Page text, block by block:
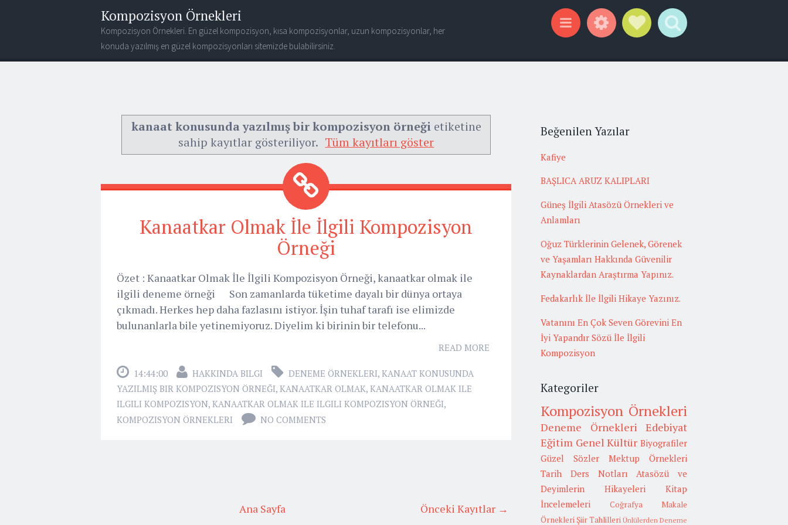
Kompozisyon Örnekleri
Kompozisyon Örnekleri. En güzel kompozisyon, kısa kompozisyonlar, uzun kompozisyonlar, her
konuda yazılmış en güzel kompozisyonları sitemizde bulabilirsiniz.
kanaat konusunda yazılmış bir kompozisyon örneğietiketine
sahip kayıtlar gösteriliyor. Tüm kayıtları göster
Kanaatkar Olmak İle İlgili Kompozisyon
Örneği
Özet : Kanaatkar Olmak İle İlgili Kompozisyon Örneği, kanaatkar olmak ile
ilgili deneme örneği Son zamanlarda tüketime dayalı bir dünya ortaya
çıkmadı. Herkes hep daha fazlasını istiyor. İşin tuhaf tarafı ise elimizde
bulunanlarla bile yetinemiyoruz. Diyelim ki birinin bir telefonu...
READ MORE
14:44:00 HAKKINDA BILGI DENEME ÖRNEKLERI, KANAAT KONUSUNDA
YAZILMIŞ BIR KOMPOZISYON ÖRNEĞI, KANAATKAR OLMAK, KANAATKAR OLMAK ILE
ILGILI KOMPOZISYON, KANAATKAR OLMAK ILE ILGILI KOMPOZISYON ÖRNEĞI,
KOMPOZISYON ÖRNEKLERI
NO COMMENTS
Önceki Kayıtlar →
Ana Sayfa
Beğenilen Yazılar
Kafiye
BAŞLICA ARUZ KALIPLARI
Güneş İlgili Atasözü Örnekleri ve
Anlamları
Oğuz Türklerinin Gelenek, Görenek
ve Yaşamları Hakkında Güvenilir
Kaynaklardan Araştırma Yapınız.
Fedakarlık İle İlgili Hikaye Yazınız.
Vatanını En Çok Seven Görevini En
İyi Yapandır Sözü İle İlgili
Kompozisyon
Kategoriler
Kompozisyon Örnekleri
Deneme Örnekleri
Edebiyat
Eğitim Genel Kültür Biyografiler
Güzel Sözler
Mektup Örnekleri
Tarih
Ders Notları
Atasözü ve
Deyimlerin Hikayeleri
Kitap
İncelemeleri
Coğrafya
Makale
Örnekleri Şiir Tahlilleri Ünlülerden Deneme